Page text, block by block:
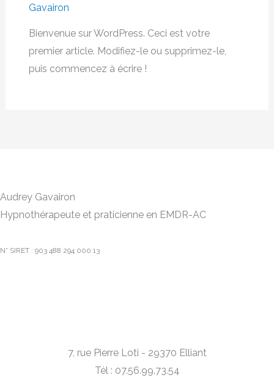
Gavairon
Bienvenue sur WordPress. Ceci est votre
premier article. Modifiez-le ou supprimez-le,
puis commencez à écrire !
Audrey Gavairon
Hypnothérapeute et praticienne en EMDR-AC
N° SIRET : 903 488 294 000 13
7, rue Pierre Loti - 29370 Elliant
Tél : 07.56.99.73.54